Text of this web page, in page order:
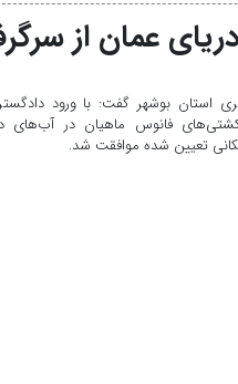
عمان از
استان بوشهر گفت: با ورود
فانوس ماهیان در آب‌های
تعیین شده موافقت شد.